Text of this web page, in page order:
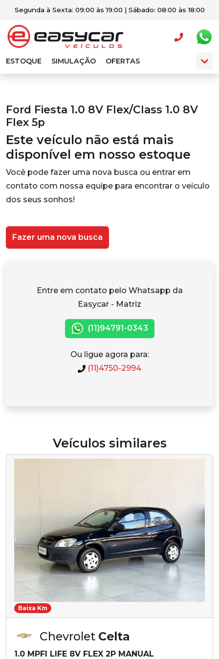
Segunda à Sexta: 09:00 às 19:00 | Sábado: 08:00 às 18:00
ESTOQUE SIMULAÇÃO OFERTAS
Ford Fiesta 1.0 8V Flex/Class 1.0 8V
Flex 5p
Este veículo não está mais
disponível em nosso estoque
Você pode fazer uma nova busca ou entrar em
contato com nossa equipe para encontrar o veículo
dos seus sonhos!
Fazer uma nova busca
Entre em contato pelo Whatsapp da
Easycar - Matriz
(11)94791-0343
Ou ligue agora para:
(11)4750-2994
Veículos similares
Baixa Km
Chevrolet Celta
1.0 MPFI LIFE 8V FLEX 2P MANUAL